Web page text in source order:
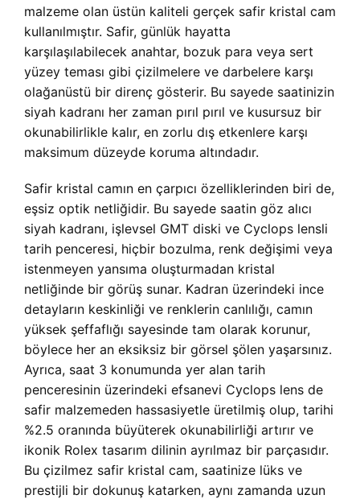
malzeme olan üstün kaliteli gerçek safir kristal cam
kullanılmıştır. Safir, günlük hayatta
karşılaşılabilecek anahtar, bozuk para veya sert
yüzey teması gibi çizilmelere ve darbelere karşı
olağanüstü bir direnç gösterir. Bu sayede saatinizin
siyah kadranı her zaman pırıl pırıl ve kusursuz bir
okunabilirlikle kalır, en zorlu dış etkenlere karşı
maksimum düzeyde koruma altındadır.
Safir kristal camın en çarpıcı özelliklerinden biri de,
eşsiz optik netliğidir. Bu sayede saatin göz alıcı
siyah kadranı, işlevsel GMT diski ve Cyclops lensli
tarih penceresi, hiçbir bozulma, renk değişimi veya
istenmeyen yansıma oluşturmadan kristal
netliğinde bir görüş sunar. Kadran üzerindeki ince
detayların keskinliği ve renklerin canlılığı, camın
yüksek şeffaflığı sayesinde tam olarak korunur,
böylece her an eksiksiz bir görsel şölen yaşarsınız.
Ayrıca, saat 3 konumunda yer alan tarih
penceresinin üzerindeki efsanevi Cyclops lens de
safir malzemeden hassasiyetle üretilmiş olup, tarihi
%2.5 oranında büyüterek okunabilirliği artırır ve
ikonik Rolex tasarım dilinin ayrılmaz bir parçasıdır.
Bu çizilmez safir kristal cam, saatinize lüks ve
prestijli bir dokunuş katarken, aynı zamanda uzun